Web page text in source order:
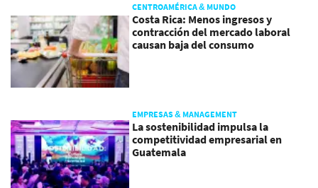
CENTROAMÉRICA & MUNDO
Costa Rica: Menos ingresos y
contracción del mercado laboral
causan baja del consumo
EMPRESAS & MANAGEMENT
La sostenibilidad impulsa la
competitividad empresarial en
Guatemala